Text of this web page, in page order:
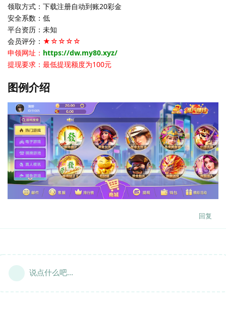
领取方式：下载注册自动到账20彩金
安全系数：低
平台资历：未知
会员评分： ★☆☆☆☆
申领网址： https://dw.my80.xyz/
提现要求：最低提现额度为100元
图例介绍
回复
说点什么吧...